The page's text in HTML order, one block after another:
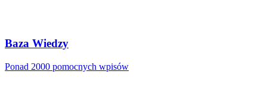
Baza Wiedzy
Ponad 2000 pomocnych wpisów